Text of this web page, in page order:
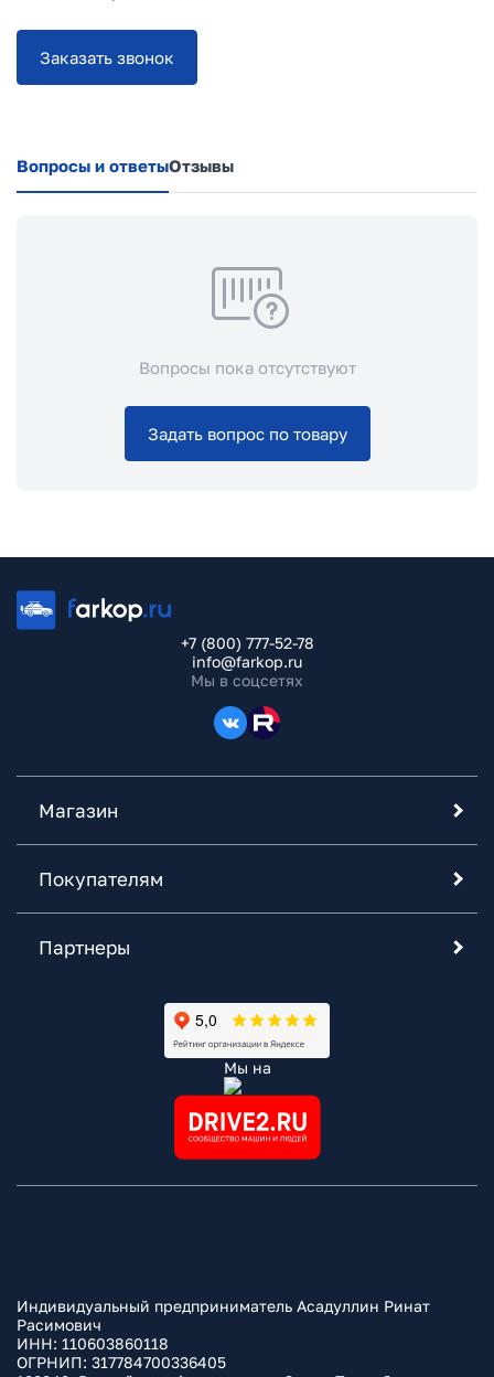
Заказать звонок
Вопросы и ответыОтзывы
Вопросы пока отсутствуют
Задать вопрос по товару
+7 (800) 777-52-78
info@farkop.ru
Мы в соцсетях
Магазин
Покупателям
Партнеры
Мы на
Индивидуальный предприниматель Асадуллин Ринат
Расимович
ИНН: 110603860118
ОГРНИП: 317784700336405